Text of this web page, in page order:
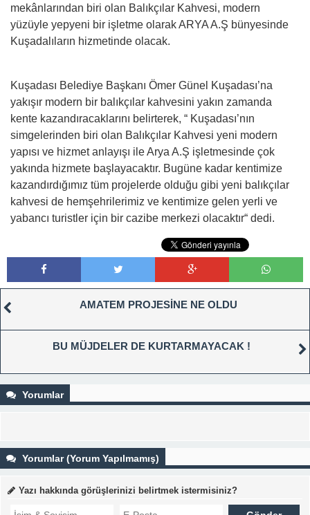
mekânlarından biri olan Balıkçılar Kahvesi, modern
yüzüyle yepyeni bir işletme olarak ARYA A.Ş bünyesinde
Kuşadalıların hizmetinde olacak.
Kuşadası Belediye Başkanı Ömer Günel Kuşadası’na
yakışır modern bir balıkçılar kahvesini yakın zamanda
kente kazandıracaklarını belirterek, “ Kuşadası’nın
simgelerinden biri olan Balıkçılar Kahvesi yeni modern
yapısı ve hizmet anlayışı ile Arya A.Ş işletmesinde çok
yakında hizmete başlayacaktır. Bugüne kadar kentimize
kazandırdığımız tüm projelerde olduğu gibi yeni balıkçılar
kahvesi de hemşehrilerimiz ve kentimize gelen yerli ve
yabancı turistler için bir cazibe merkezi olacaktır“ dedi.
AMATEM PROJESİNE NE OLDU
BU MÜJDELER DE KURTARMAYACAK !
Yorumlar
Yorumlar (Yorum Yapılmamış)
Yazı hakkında görüşlerinizi belirtmek istermisiniz?